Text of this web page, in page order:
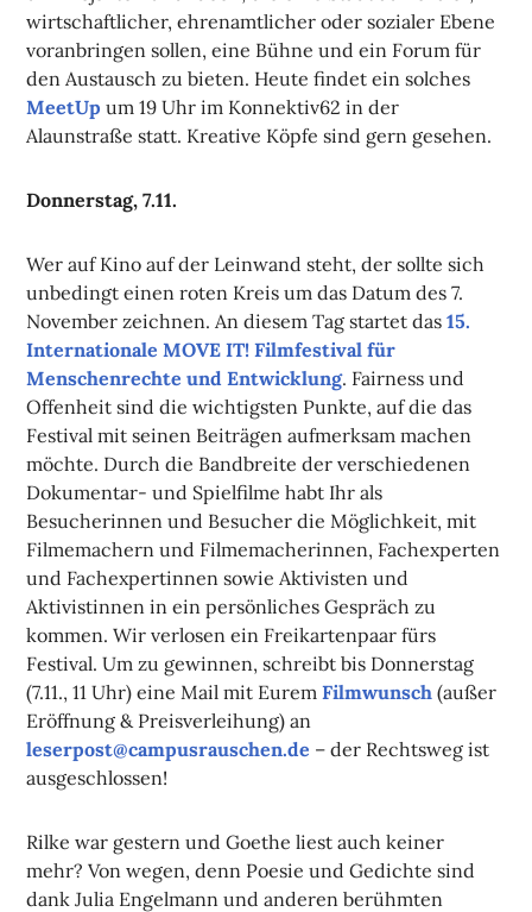
wirtschaftlicher, ehrenamtlicher oder sozialer Ebene
voranbringen sollen, eine Bühne und ein Forum für
den Austausch zu bieten. Heute findet ein solches
MeetUp um 19 Uhr im Konnektiv62 in der
Alaunstraße statt. Kreative Köpfe sind gern gesehen.
Donnerstag, 7.11.
Wer auf Kino auf der Leinwand steht, der sollte sich
unbedingt einen roten Kreis um das Datum des 7.
November zeichnen. An diesem Tag startet das15.
Internationale MOVE IT! Filmfestival für
Menschenrechte und Entwicklung. Fairness und
Offenheit sind die wichtigsten Punkte, auf die das
Festival mit seinen Beiträgen aufmerksam machen
möchte. Durch die Bandbreite der verschiedenen
Dokumentar- und Spielfilme habt Ihr als
Besucherinnen und Besucher die Möglichkeit, mit
Filmemachern und Filmemacherinnen, Fachexperten
und Fachexpertinnen sowie Aktivisten und
Aktivistinnen in ein persönliches Gespräch zu
kommen. Wir verlosen ein Freikartenpaar fürs
Festival. Um zu gewinnen, schreibt bis Donnerstag
(7.11., 11 Uhr) eine Mail mit EuremFilmwunsch (außer
Eröffnung & Preisverleihung) an
leserpost@campusrauschen.de – der Rechtsweg ist
ausgeschlossen!
Rilke war gestern und Goethe liest auch keiner
mehr? Von wegen, denn Poesie und Gedichte sind
dank Julia Engelmann und anderen berühmten